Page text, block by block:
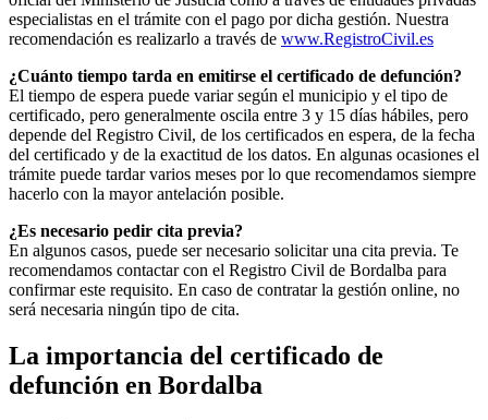
especialistas en el trámite con el pago por dicha gestión. Nuestra
recomendación es realizarlo a través de www.RegistroCivil.es
¿Cuánto tiempo tarda en emitirse el certificado de defunción?
El tiempo de espera puede variar según el municipio y el tipo de
certificado, pero generalmente oscila entre 3 y 15 días hábiles, pero
depende del Registro Civil, de los certificados en espera, de la fecha
del certificado y de la exactitud de los datos. En algunas ocasiones el
trámite puede tardar varios meses por lo que recomendamos siempre
hacerlo con la mayor antelación posible.
¿Es necesario pedir cita previa?
En algunos casos, puede ser necesario solicitar una cita previa. Te
recomendamos contactar con el Registro Civil de Bordalba para
confirmar este requisito. En caso de contratar la gestión online, no
será necesaria ningún tipo de cita.
La importancia del certificado de
defunción en Bordalba